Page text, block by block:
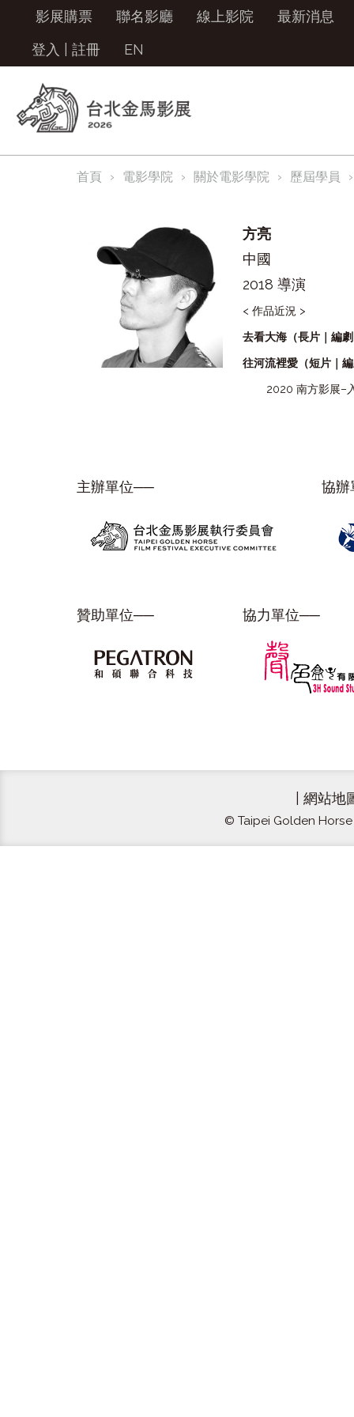
影展購票 聯名影廳 線上影院
最新消息
登入
註冊 EN
首頁 電影學院 關於電影學院 歷屆學員
方亮
中國
2018 導演
< 作品近況 >
去看大海（長片｜編
往河流裡愛（短片｜
2020 南方影展–
主辦單位── 協
贊助單位── 協力單位──
網站地
© Taipei Golden